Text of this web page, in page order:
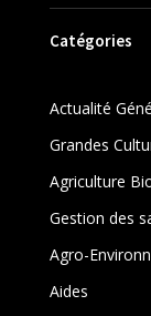
Catégories
Actualité
Grandes
Agriculture
Gestion des
Agro-
Aides